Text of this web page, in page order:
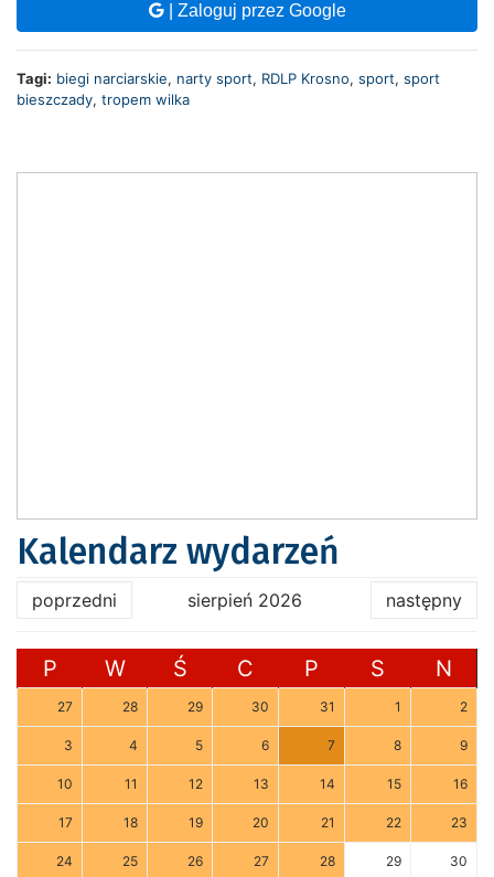
| Zaloguj przez Google
Tagi: biegi narciarskie, narty sport, RDLP Krosno, sport, sport
bieszczady, tropem wilka
Kalendarz wydarzeń
poprzedni sierpień 2026 następny
P W Ś C P S N
27 28 29 30 31 1 2
3 4 5 6 7 8 9
10 11 12 13 14 15 16
17 18 19 20 21 22 23
24 25 26 27 28 29 30